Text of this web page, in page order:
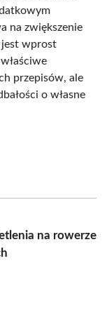
na zwiększenie
jest wprost
przepisów, ale
o własne
na rowerze